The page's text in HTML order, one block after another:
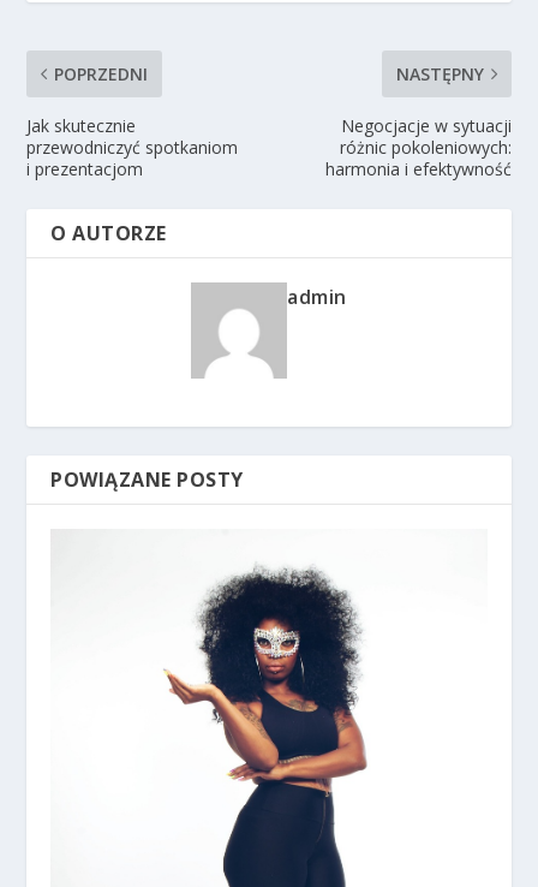
POPRZEDNI
Jak skutecznie
przewodniczyć spotkaniom
i prezentacjom
NASTĘPNY
Negocjacje w sytuacji
różnic pokoleniowych:
harmonia i efektywność
O AUTORZE
admin
POWIĄZANE POSTY